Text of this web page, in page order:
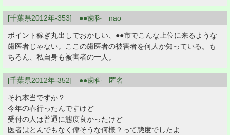
[千葉県2012年-353] ●●歯科 nao
ポイント稼ぎ丸出しでおかしい、●●市でこんな上位に来るような
歯医者じゃない。ここの歯医者の被害者を何人か知っている。も
ちろん、私自身も被害者の一人。
[千葉県2012年-352] ●●歯科 匿名
それ本当ですか？
今年の春行ったんですけど
受付の人は普通に態度良かったけど
医者はとんでもなく偉そうな何様？って態度でしたよ